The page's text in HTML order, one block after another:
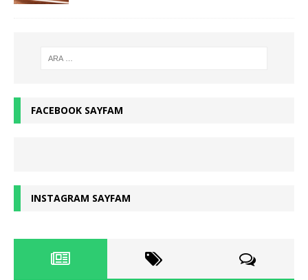
FACEBOOK SAYFAM
INSTAGRAM SAYFAM